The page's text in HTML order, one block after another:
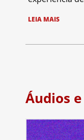
LEIA MAIS
Áudios